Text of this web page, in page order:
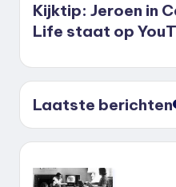
Kijktip: Jeroen in
Life staat op
Laatste berichten